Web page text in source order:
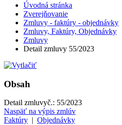
Úvodná stránka
Zverejňovanie
Zmluvy - faktúry - objednávky
Zmluvy, Faktúry, Objednávky
Zmluvy
Detail zmluvy 55/2023
Obsah
Detail zmluvyč.: 55/2023
Naspäť na výpis zmlúv
Faktúry | Objednávky